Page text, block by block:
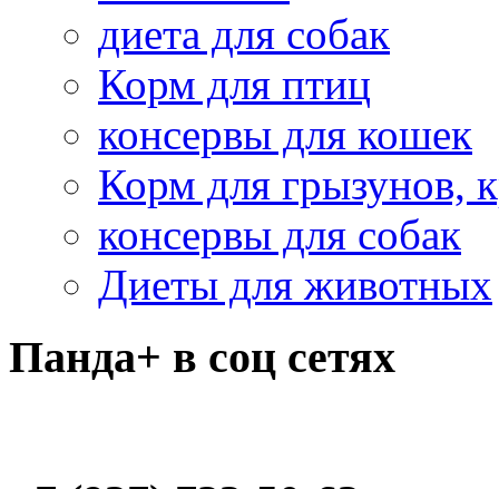
диета для собак
Корм для птиц
консервы для кошек
Корм для грызунов,
консервы для собак
Диеты для животных
Панда+ в соц сетях